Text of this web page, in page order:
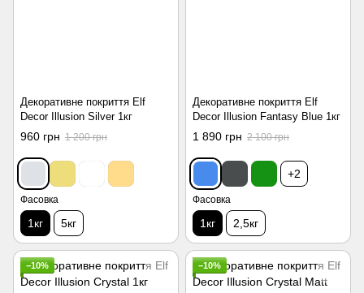
Декоративне покриття Elf
Decor Illusion Silver 1кг
960 грн 1 200 грн
Фасовка
1кг 5кг
Декоративне покриття Elf
Decor Illusion Fantasy Blue 1кг
1 890 грн 2 100 грн
+2
Фасовка
1кг 2,5кг
−10% −10%